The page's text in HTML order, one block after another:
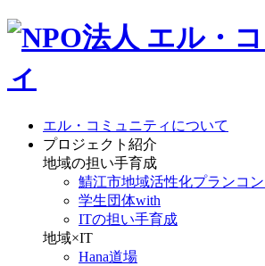
エル・コミュニティについて
プロジェクト紹介
地域の担い手育成
鯖江市地域活性化プランコン
学生団体with
ITの担い手育成
地域×IT
Hana道場